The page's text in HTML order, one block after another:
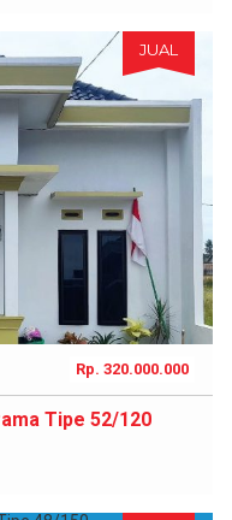
JUAL
Rp. 320.000.000
Tipe 52/120